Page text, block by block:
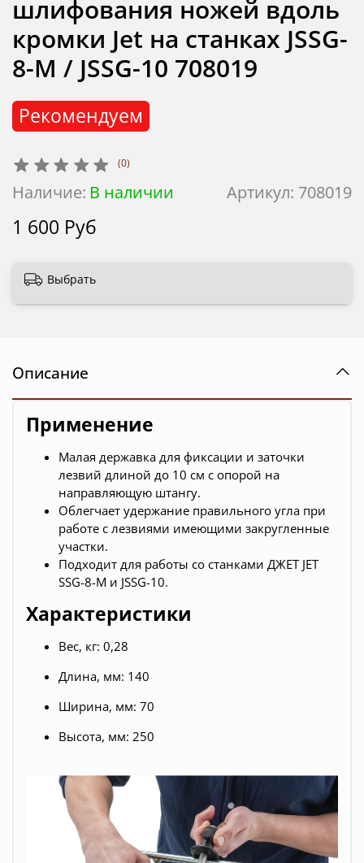
(0)
Артикул: 708019
Наличие: В наличии
Рекомендуем
шлифования ножей вдоль
кромки Jet на станках JSSG-
8-M / JSSG-10 708019
1 600 Руб
Выбрать
Описание
Применение
Малая державка для фиксации и заточки
лезвий длиной до 10 см с опорой на
направляющую штангу.
Облегчает удержание правильного угла при
работе с лезвиями имеющими закругленные
участки.
Подходит для работы со станками ДЖЕТ JET
SSG-8-M и JSSG-10.
Характеристики
Вес, кг: 0,28
Длина, мм: 140
Ширина, мм: 70
Высота, мм: 250